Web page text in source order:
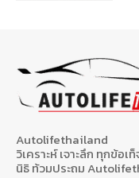
Autolifethailand
วิเคราะห์ เจาะลึก ทุกข้อ
นิธิ ท้วมประถม